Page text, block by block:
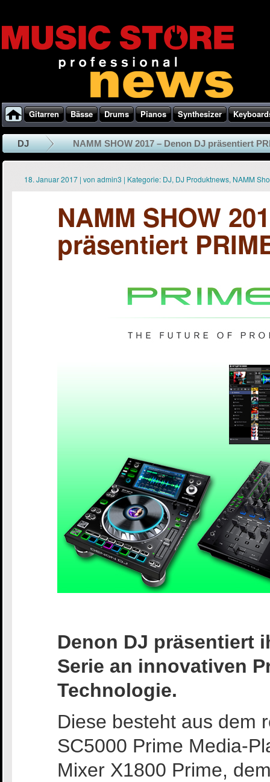
Gitarren Bässe Drums Pianos Synthesizer
DJ NAMM SHOW 2017 – Denon DJ präsentiert
18. Januar 2017 | von admin3 | Kategorie: DJ, DJ Produktnews, NAMM
NAMM SHOW
präsentiert
Denon DJ präsentiert
Serie an innovativen
Technologie.
Diese besteht aus dem
SC5000 Prime Media-
Mixer X1800 Prime,